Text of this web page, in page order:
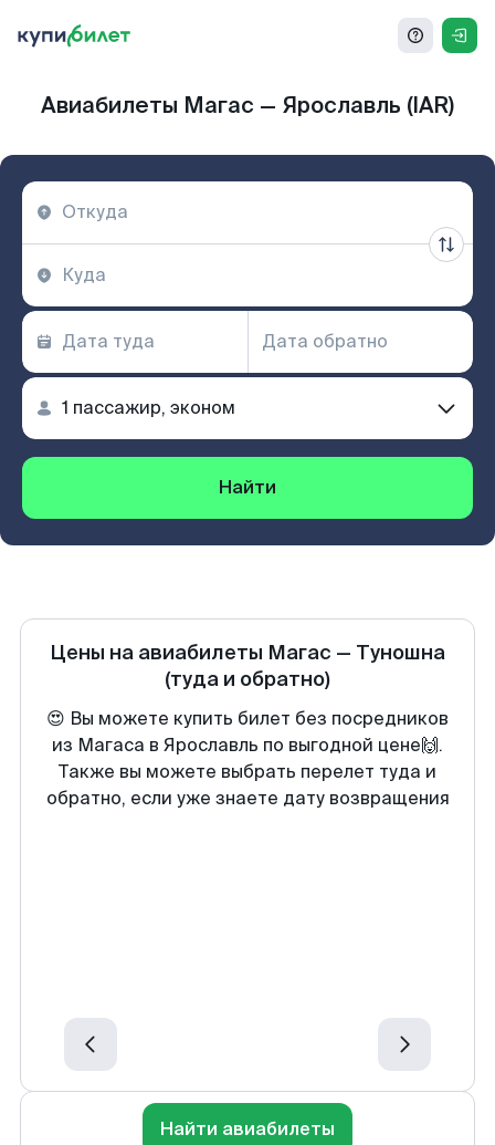
Авиабилеты Магас — Ярославль (IAR)
Найти
Цены на авиабилеты Магас — Туношна
(туда и обратно)
😍 Вы можете купить билет без посредников
из Магаса в Ярославль по выгодной цене🙌.
Также вы можете выбрать перелет туда и
обратно, если уже знаете дату возвращения
Найти авиабилеты